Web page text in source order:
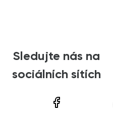
Sledujte nás na
sociálních sítích